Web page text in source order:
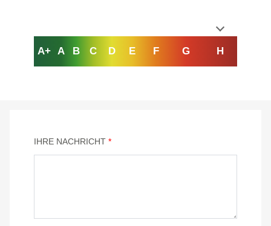
A+ A B C D E F G H
IHRE NACHRICHT *